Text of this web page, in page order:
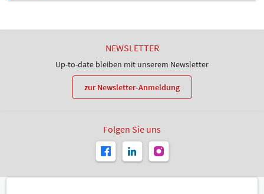
NEWSLETTER
Up-to-date bleiben mit unserem Newsletter
zur Newsletter-Anmeldung
Folgen Sie uns